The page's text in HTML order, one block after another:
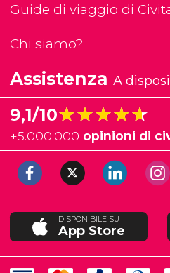
Guide di viaggio di
Chi siamo?
Assistenza A
9,1/10★★★★★
★★★★★
+5.000.000 opinioni di
DISPONIBILE SU
App Store